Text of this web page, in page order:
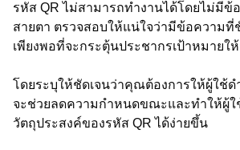
รหัส QR ไม่สามารถทำงานได้โดยไม่มีข้
สายตา ตรวจสอบให้แน่ใจว่ามีข้อความที่
เพียงพอที่จะกระตุ้นประชากรเป้าหมายใ
โดยระบุให้ชัดเจนว่าคุณต้องการให้ผู้ใช้ด
จะช่วยลดความกำหนดขณะและทำให้ผู้ใ
วัตถุประสงค์ของรหัส QR ได้ง่ายขึ้น